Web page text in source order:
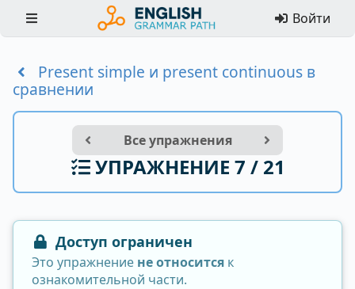
Войти
Present simple и present continuous в
сравнении
Все упражнения
УПРАЖНЕНИЕ 7 / 21
Доступ ограничен
Это упражнение не относится к
ознакомительной части.